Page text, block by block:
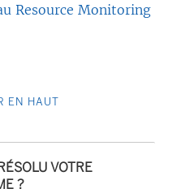
Resource Monitoring
EN HAUT
VOTRE
?